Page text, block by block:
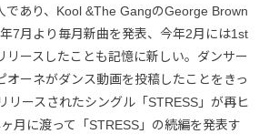
であり、Kool &The GangのGeorge Brown
7月より毎月新曲を発表、今年2月には1st
リースしたことも記憶に新しい。ダンサー
オーネがダンス動画を投稿したことをきっ
リースされたシングル「STRESS」が再ヒ
月に渡って「STRESS」の続編を発表す